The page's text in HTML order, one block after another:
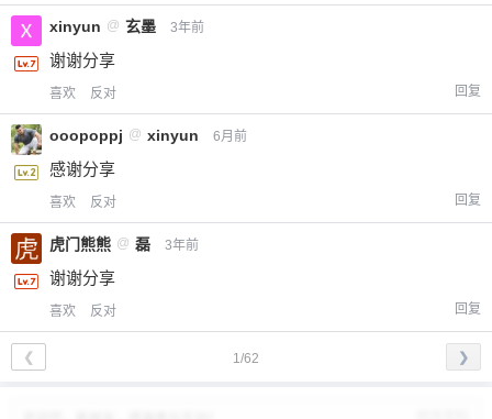
xinyun @ 玄墨 3年前
谢谢分享
喜欢 反对 回复
ooopoppj @ xinyun 6月前
感谢分享
喜欢 反对 回复
虎门熊熊 @ 磊 3年前
谢谢分享
喜欢 反对 回复
1/62
❮ ❯